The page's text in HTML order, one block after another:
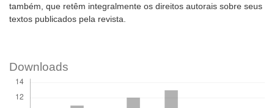
também, que retêm integralmente os direitos autorais sobre seus
textos publicados pela revista.
Downloads